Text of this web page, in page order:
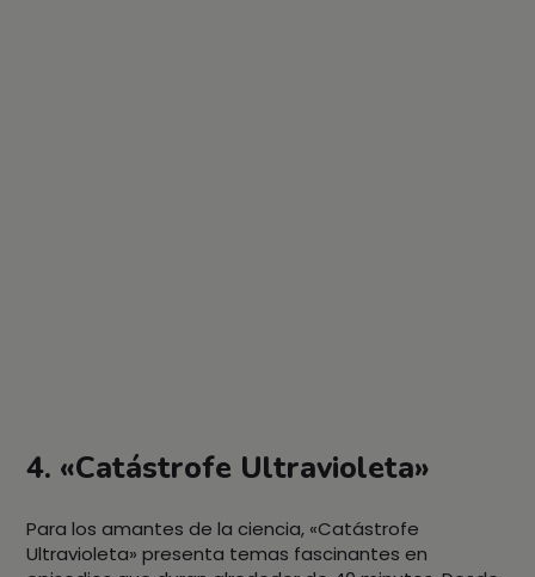
4. «Catástrofe Ultravioleta»
Para los amantes de la ciencia, «Catástrofe
Ultravioleta» presenta temas fascinantes en